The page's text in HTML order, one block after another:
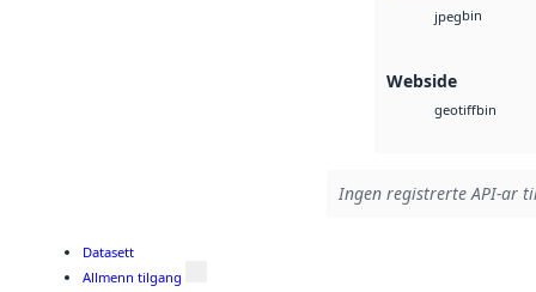
jpegbin
Webside
geotiffbin
Ingen registrerte API-ar
Datasett
Allmenn tilgang